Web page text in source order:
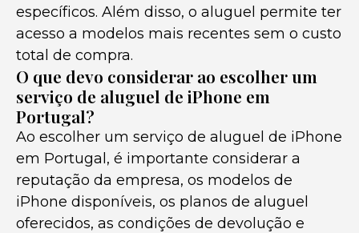
específicos. Além disso, o aluguel permite ter
acesso a modelos mais recentes sem o custo
total de compra.
O que devo considerar ao escolher um
serviço de aluguel de iPhone em
Portugal?
Ao escolher um serviço de aluguel de iPhone
em Portugal, é importante considerar a
reputação da empresa, os modelos de
iPhone disponíveis, os planos de aluguel
oferecidos, as condições de devolução e